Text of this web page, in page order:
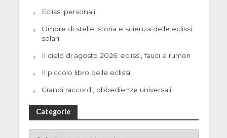
Eclissi personali
Ombre di stelle: storia e scienza delle eclissi
solari
Il cielo di agosto 2026: eclissi, fauci e rumori
Il piccolo libro delle eclissi
Grandi raccordi, obbedienze universali
Categorie